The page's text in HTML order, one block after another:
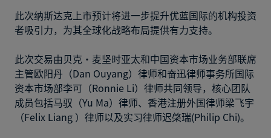
此次纳斯达克上市预计将进一步提升优蓝国际的机构投资
者吸引力，为其全球化战略布局提供有力支持。
此次交易由贝克·麦坚时亚太和中国资本市场业务部联席
主管欧阳丹（Dan Ouyang）律师和奋迅律师事务所国际
资本市场部李可（Ronnie Li）律师共同领导，核心团队
成员包括马驭（Yu Ma）律师、香港注册外国律师梁飞宇
（Felix Liang ）律师以及实习律师迟棨瑞(Philip Chi)。